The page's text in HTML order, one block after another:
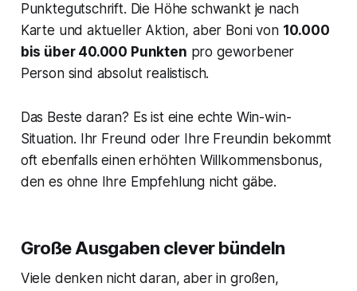
Punktegutschrift. Die Höhe schwankt je nach
Karte und aktueller Aktion, aber Boni von 10.000
bis über 40.000 Punkten pro geworbener
Person sind absolut realistisch.
Das Beste daran? Es ist eine echte Win-win-
Situation. Ihr Freund oder Ihre Freundin bekommt
oft ebenfalls einen erhöhten Willkommensbonus,
den es ohne Ihre Empfehlung nicht gäbe.
Große Ausgaben clever bündeln
Viele denken nicht daran, aber in großen,